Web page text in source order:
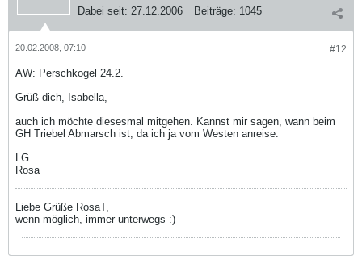
Dabei seit: 27.12.2006 Beiträge: 1045
#12
20.02.2008, 07:10
AW: Perschkogel 24.2.
Grüß dich, Isabella,
auch ich möchte diesesmal mitgehen. Kannst mir sagen, wann beim
GH Triebel Abmarsch ist, da ich ja vom Westen anreise.
LG
Rosa
Liebe Grüße RosaT,
wenn möglich, immer unterwegs :)